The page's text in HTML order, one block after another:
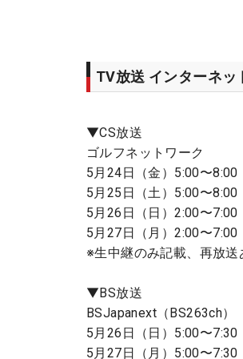
TV放送 インターネッ
▼CS放送
ゴルフネットワーク
5月24日（金）5:00〜8:00
5月25日（土）5:00〜8:00
5月26日（日）2:00〜7:00
5月27日（月）2:00〜7:00
※生中継のみ記載、再放送
▼BS放送
BSJapanext（BS263ch）
5月26日（日）5:00〜7:30
5月27日（月）5:00〜7:30